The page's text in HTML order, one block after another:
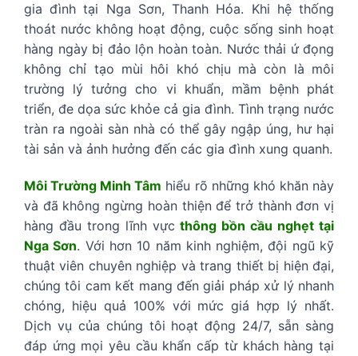
gia đình tại Nga Sơn, Thanh Hóa. Khi hệ thống
thoát nước không hoạt động, cuộc sống sinh hoạt
hàng ngày bị đảo lộn hoàn toàn. Nước thải ứ đọng
không chỉ tạo mùi hôi khó chịu mà còn là môi
trường lý tưởng cho vi khuẩn, mầm bệnh phát
triển, đe dọa sức khỏe cả gia đình. Tình trạng nước
tràn ra ngoài sàn nhà có thể gây ngập úng, hư hại
tài sản và ảnh hưởng đến các gia đình xung quanh.
Môi Trường Minh Tâm hiểu rõ những khó khăn này
và đã không ngừng hoàn thiện để trở thành đơn vị
hàng đầu trong lĩnh vựcthông bồn cầu nghẹt tại
Nga Sơn. Với hơn 10 năm kinh nghiệm, đội ngũ kỹ
thuật viên chuyên nghiệp và trang thiết bị hiện đại,
chúng tôi cam kết mang đến giải pháp xử lý nhanh
chóng, hiệu quả 100% với mức giá hợp lý nhất.
Dịch vụ của chúng tôi hoạt động 24/7, sẵn sàng
đáp ứng mọi yêu cầu khẩn cấp từ khách hàng tại